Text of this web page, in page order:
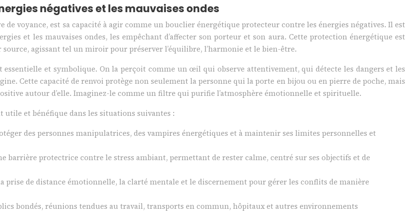
négatives et les mauvaises ondes
de voyance, est sa capacité à agir comme un bouclier énergétique protecteur contre les énergies négatives. Il est
et les mauvaises ondes, les empêchant d’affecter son porteur et son aura. Cette protection énergétique est
agissant tel un miroir pour préserver l’équilibre, l’harmonie et le bien-être.
et symbolique. On la perçoit comme un œil qui observe attentivement, qui détecte les dangers et les
Cette capacité de renvoi protège non seulement la personne qui la porte en bijou ou en pierre de poche, mais
autour d’elle. Imaginez-le comme un filtre qui purifie l’atmosphère émotionnelle et spirituelle.
et bénéfique dans les situations suivantes :
des personnes manipulatrices, des vampires énergétiques et à maintenir ses limites personnelles et
barrière protectrice contre le stress ambiant, permettant de rester calme, centré sur ses objectifs et de
prise de distance émotionnelle, la clarté mentale et le discernement pour gérer les conflits de manière
bondés, réunions tendues au travail, transports en commun, hôpitaux et autres environnements